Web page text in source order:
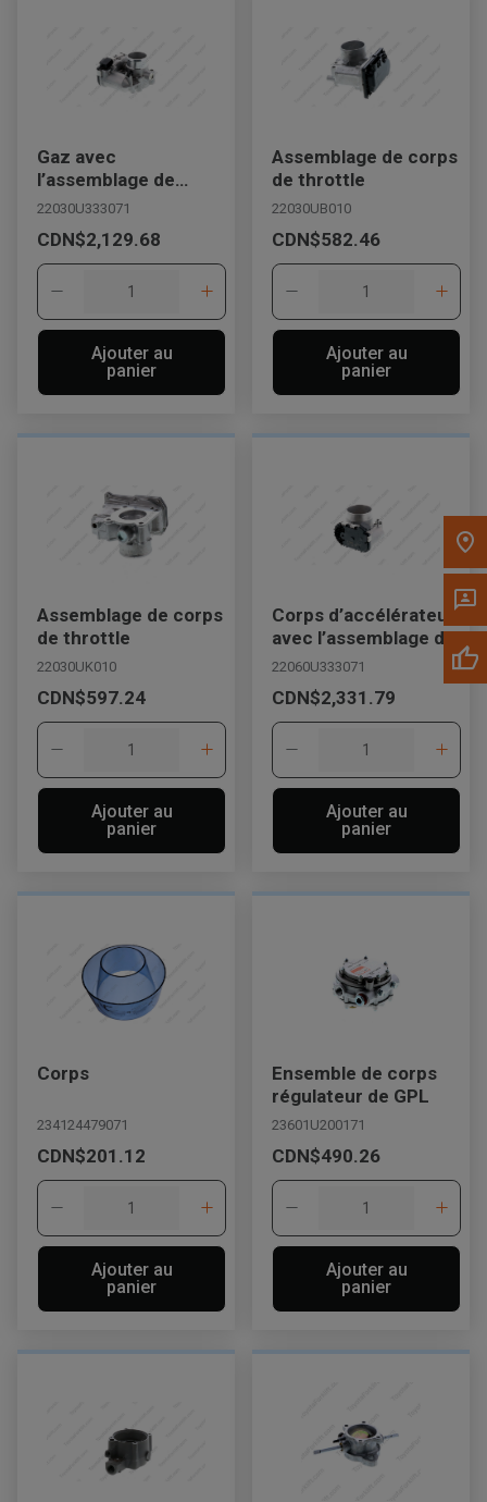
Appelez maintenant
Écrivez-nous
Veuillez mettre à jour le code postal 'Livrer à' dans le volet de
navigation supérieur pour rechercher un autre concessionnaire.
Gaz avec
l’assemblage de
carrosserie de
22030U333071
CDN$2,129.68
Ajouter au
panier
Assemblage de corps
de throttle
22030UB010
CDN$582.46
Ajouter au
panier
Assemblage de corps
de throttle
22030UK010
CDN$597.24
Ajouter au
panier
Corps d’accélérateur
avec l’assemblage de
moteur
22060U333071
CDN$2,331.79
Ajouter au
panier
Corps
234124479071
CDN$201.12
Ajouter au
panier
Ensemble de corps
régulateur de GPL
23601U200171
CDN$490.26
Ajouter au
panier